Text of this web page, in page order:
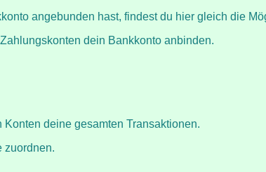
angebunden hast, findest du hier gleich die
dein Bankkonto anbinden.
deine gesamten Transaktionen.
zuordnen.